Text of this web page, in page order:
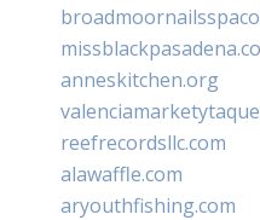
anneskitchen.org
reefrecordsllc.com
alawaffle.com
aryouthfishing.com